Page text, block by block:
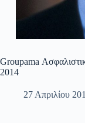
Groupama
2014
27 Απριλίου